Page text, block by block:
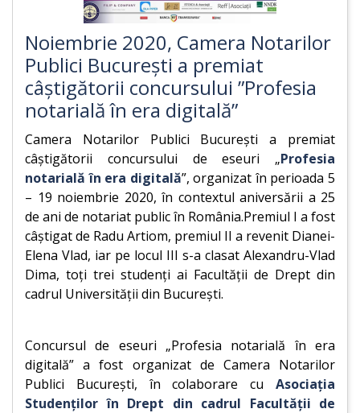
Noiembrie 2020, Camera Notarilor
Publici București a premiat
câștigătorii concursului ”Profesia
notarială în era digitală”
Camera Notarilor Publici Bucureşti a premiat
câştigătorii concursului de eseuri „Profesia
notarială în era digitală”, organizat în perioada 5
– 19 noiembrie 2020, în contextul aniversării a 25
de ani de notariat public în România.Premiul I a fost
câştigat de Radu Artiom, premiul II a revenit Dianei-
Elena Vlad, iar pe locul III s-a clasat Alexandru-Vlad
Dima, toți trei studenţi ai Facultăţii de Drept din
cadrul Universităţii din Bucureşti.
Concursul de eseuri „Profesia notarială în era
digitală” a fost organizat de Camera Notarilor
Publici Bucureşti, în colaborare cu Asociaţia
Studenţilor în Drept din cadrul Facultăţii de